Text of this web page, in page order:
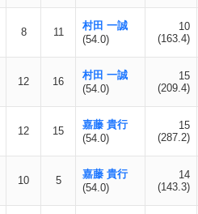
8 11
村田 一誠
(54.0)
10
(163.4)
12 16
村田 一誠
(54.0)
15
(209.4)
12 15
嘉藤 貴行
(54.0)
15
(287.2)
10 5
嘉藤 貴行
(54.0)
14
(143.3)